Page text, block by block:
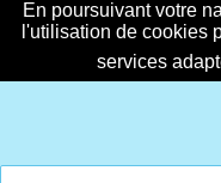
En poursuivant votre
l'utilisation de cookies
services